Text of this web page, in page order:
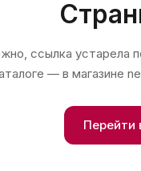
ссылка устарела
— в магазине
Перейти